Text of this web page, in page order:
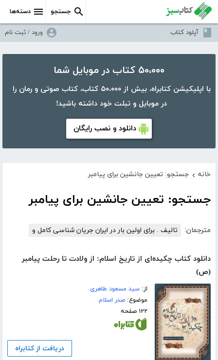
دسته‌ها جستجو
آپلود کتاب ورود / ثبت نام
۵۰،۰۰۰ کتاب در موبایل شما
با اپلیکیشن کتابراه، بیش از ۵۰،۰۰۰ کتاب، کتاب صوتی و رمان را
در موبایل و تبلت خود داشته باشید!
دانلود و نصب رایگان
خانه › جستجو: تعیین جانشین برای پیامبر
جستجو: تعیین جانشین برای پیامبر
مترجمان: تالیف . برای اولین بار در ایران جریان شناسی کامل و
دانلود کتاب چکیده‌ای از تاریخ اسلام: از ولادت تا رحلت پیامبر
(ص)
از:سید مسعود طاهری
موضوع:صدر اسلام
۱۲۲ صفحه
دریافت از کتابراه